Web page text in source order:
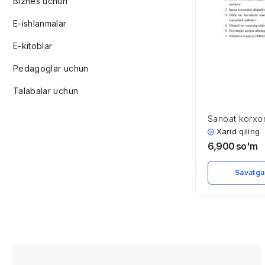
E-ishlanmalar
E-kitoblar
Pedagoglar uchun
Talabalar uchun
Sanoat
suvlarining
va ularni
Xarid qiling
6,900 so'm